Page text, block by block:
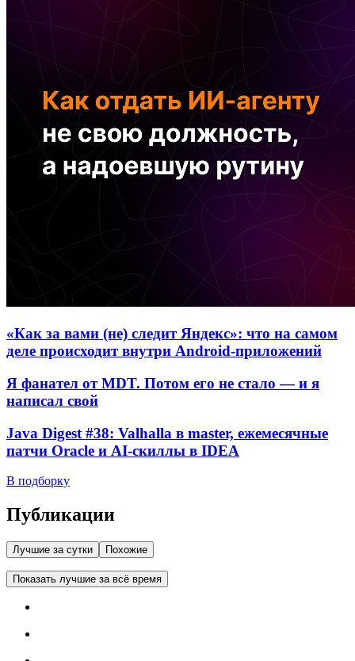
«Как за вами (не) следит Яндекс»: что на самом
деле происходит внутри Android-приложений
Я фанател от MDT. Потом его не стало — и я
написал свой
Java Digest #38: Valhalla в master, ежемесячные
патчи Oracle и AI-скиллы в IDEA
В подборку
Публикации
Лучшие за сутки Похожие
Показать лучшие за всё время